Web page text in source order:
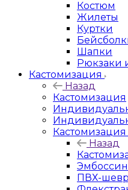
Костюм
Жилеты
Куртки
Шапки
Рюкзаки
Кастомизация
Назад
Кастомизация
Кастомизация
Назад
ПВХ-